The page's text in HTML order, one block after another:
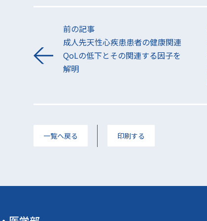
前の記事
成人先天性心疾患患者の健康関連
QoLの低下とその関連する因子を
解明
一覧へ戻る 印刷する